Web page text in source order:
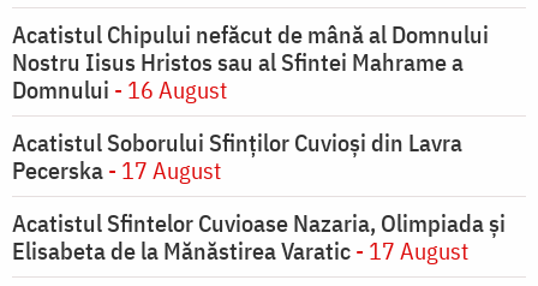
Acatistul Chipului nefăcut de mână al Domnului
Nostru Iisus Hristos sau al Sfintei Mahrame a
Domnului - 16 August
Acatistul Soborului Sfinților Cuvioși din Lavra
Pecerska- 17 August
Acatistul Sfintelor Cuvioase Nazaria, Olimpiada și
Elisabeta de la Mănăstirea Varatic- 17 August